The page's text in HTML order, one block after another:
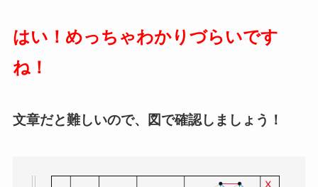
はい！めっちゃわかりづらいです
ね！
文章だと難しいので、図で確認しましょう！